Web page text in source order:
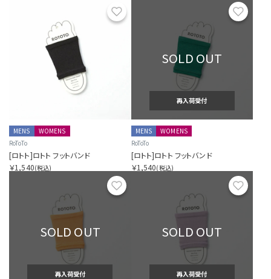
お気に入り
MENS
WOMENS
RoToTo
[ロトト]ロトト フットバンド
￥1,540(税込)
SOLD OUT
再入荷受付
MENS
WOMENS
RoToTo
[ロトト]ロトト フットバンド
￥1,540(税込)
お気に入り
SOLD OUT
再入荷受付
SOLD OUT
再入荷受付